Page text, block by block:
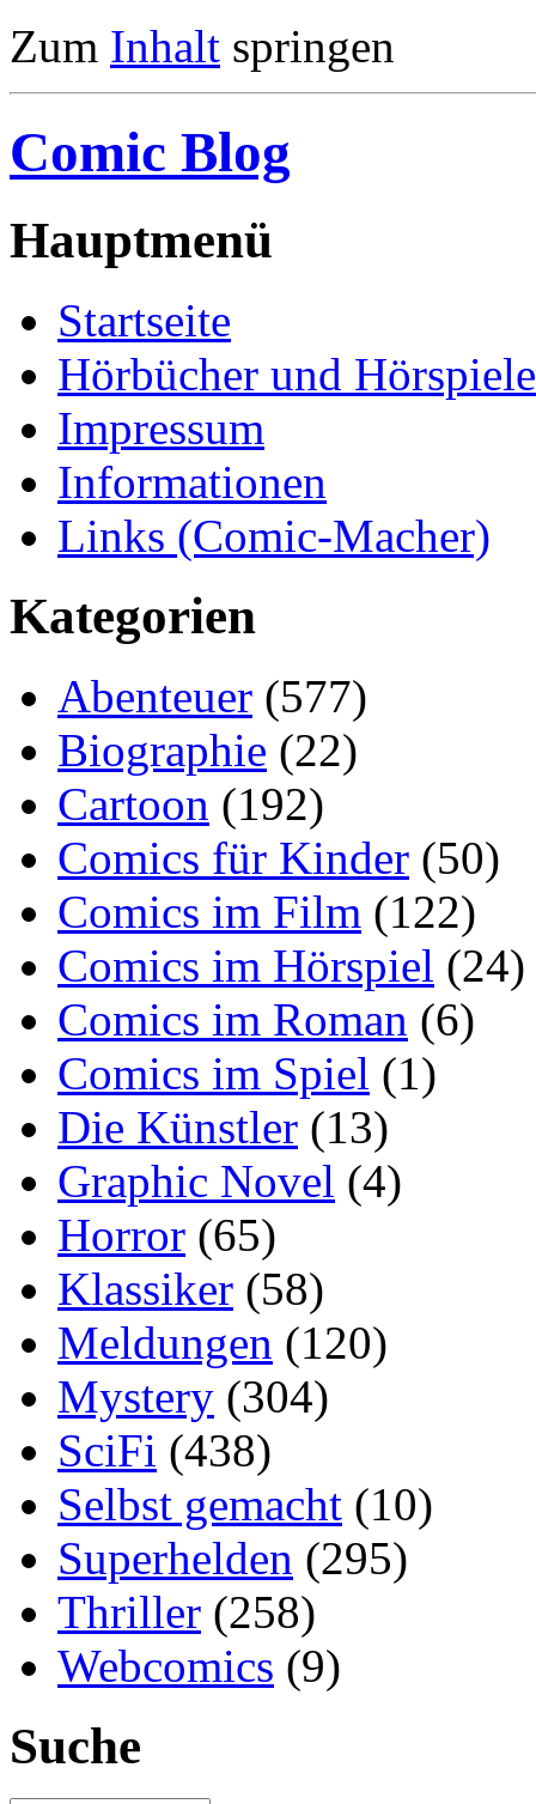
Zum Inhalt springen
Comic Blog
Hauptmenü
Startseite
Hörbücher und Hörspiele
Impressum
Informationen
Links (Comic-Macher)
Kategorien
Abenteuer (577)
Biographie (22)
Cartoon (192)
Comics für Kinder (50)
Comics im Film (122)
Comics im Hörspiel (24)
Comics im Roman (6)
Comics im Spiel (1)
Die Künstler (13)
Graphic Novel (4)
Horror (65)
Klassiker (58)
Meldungen (120)
Mystery (304)
SciFi (438)
Selbst gemacht (10)
Superhelden (295)
Thriller (258)
Webcomics (9)
Suche